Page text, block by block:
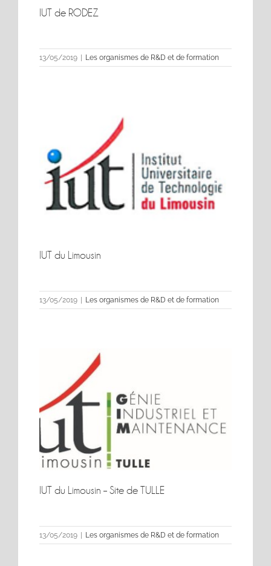
IUT de RODEZ
IUT de RODEZ
13/05/2019 | Les organismes de R&D et de formation
IUT du Limousin
IUT du Limousin
13/05/2019 Les organismes de R&D et de formation
IUT du Limousin – Site de TULLE
IUT du Limousin – Site de TULLE
13/05/2019 Les organismes de R&D et de formation